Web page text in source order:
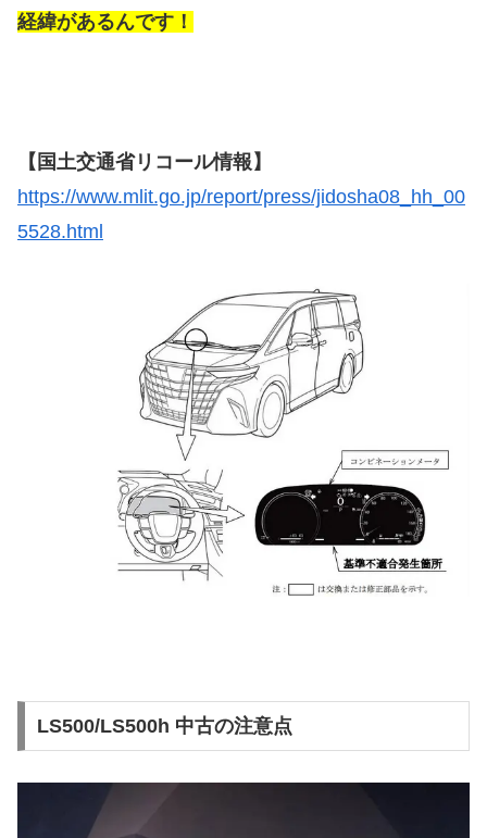
経緯があるんです！
【国土交通省リコール情報】
https://www.mlit.go.jp/report/press/jidosha08_hh_00
5528.html
LS500/LS500h 中古の注意点